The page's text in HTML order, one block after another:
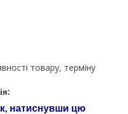
товару, терміну
натиснувши цю